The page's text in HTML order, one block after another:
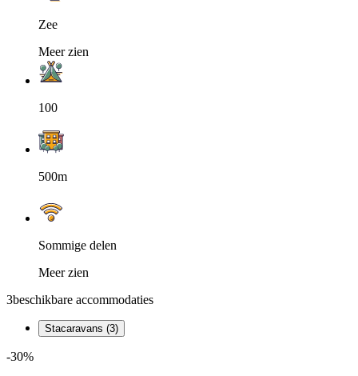
Zee
Meer zien
100
500m
Sommige delen
Meer zien
3beschikbare accommodaties
Stacaravans (3)
-30%